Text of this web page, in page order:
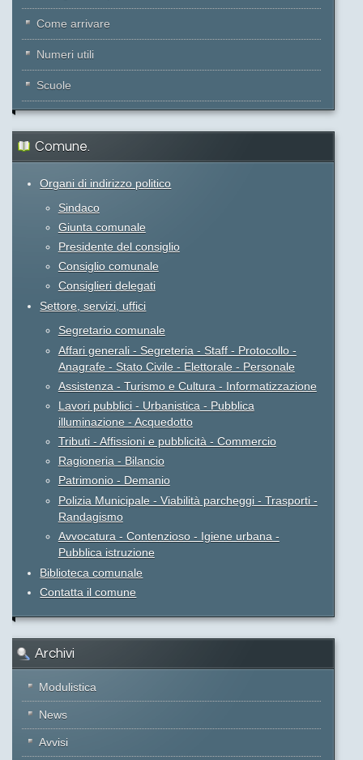
Come arrivare
Numeri utili
Scuole
Comune.
Organi di indirizzo politico
Sindaco
Giunta comunale
Presidente del consiglio
Consiglio comunale
Consiglieri delegati
Settore, servizi, uffici
Segretario comunale
Affari generali - Segreteria - Staff - Protocollo -
Anagrafe - Stato Civile - Elettorale - Personale
Assistenza - Turismo e Cultura - Informatizzazione
Lavori pubblici - Urbanistica - Pubblica
illuminazione - Acquedotto
Tributi - Affissioni e pubblicità - Commercio
Ragioneria - Bilancio
Patrimonio - Demanio
Polizia Municipale - Viabilità parcheggi - Trasporti -
Randagismo
Avvocatura - Contenzioso - Igiene urbana -
Pubblica istruzione
Biblioteca comunale
Contatta il comune
Archivi
Modulistica
News
Avvisi